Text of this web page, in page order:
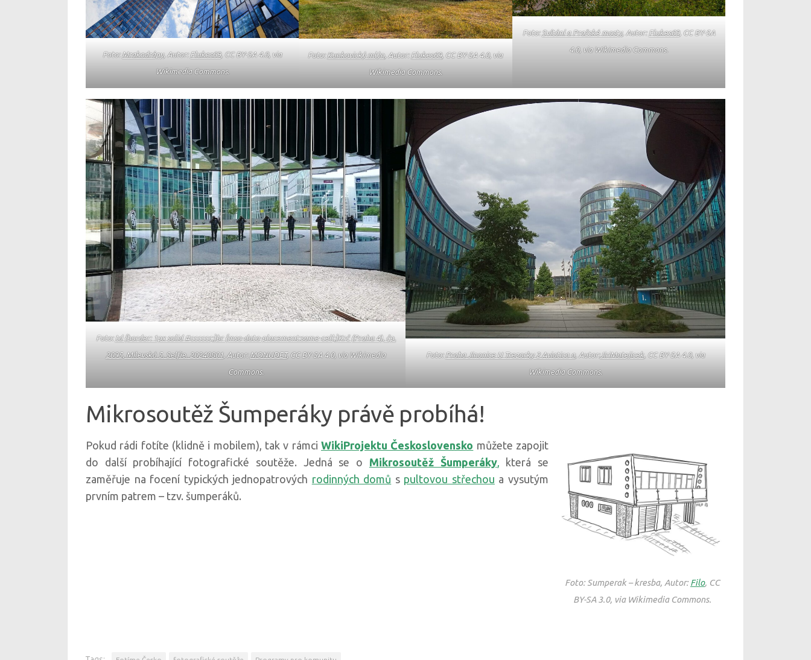
Foto:Mrakodrápy, Autor:Flukes69, CC BY-SA 4.0, via
Wikimedia Commons.
Foto:Kunkovický mlýn, Autor:Flukes69, CC BY-SA 4.0, via
Wikimedia Commons.
Foto:Svítání a Pražské mosty, Autor:Flukes69, CC BY-SA
4.0, via Wikimedia Commons.
Foto:td {border: 1px solid #cccccc;}br {mso-data-placement:same-cell;}Krč (Praha 4), čp.
2095, Milevská 5. Selfie. 20240801, Autor: MONUDET, CC BY-SA 4.0, via Wikimedia
Commons.
Foto:Praha Jinonice U Trezorky 2 Aviatica a, Autor:JiriMatejicek, CC BY-SA 4.0, via
Wikimedia Commons.
Mikrosoutěž Šumperáky právě probíhá!
Foto: Sumperak – kresba, Autor: Filo, CC
BY-SA 3.0, via Wikimedia Commons.
Pokud rádi fotíte (klidně i mobilem), tak v rámci WikiProjektu Československo můžete zapojit
do další probíhající fotografické soutěže. Jedná se o Mikrosoutěž Šumperáky, která se
zaměřuje na focení typických jednopatrových rodinných domů s pultovou střechou a vysutým
prvním patrem – tzv. šumperáků.